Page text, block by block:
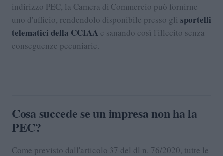
indirizzo PEC, la Camera di Commercio può fornirne
uno d'ufficio, rendendolo disponibile presso gli sportelli
telematici della CCIAA e sanando così l'illecito senza
conseguenze pecuniarie.
Cosa succede se un impresa non ha la
PEC?
Come previsto dall'articolo 37 del dl n. 76/2020, tutte le